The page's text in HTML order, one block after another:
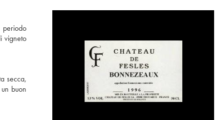
periodo
vigneto
secca,
buon